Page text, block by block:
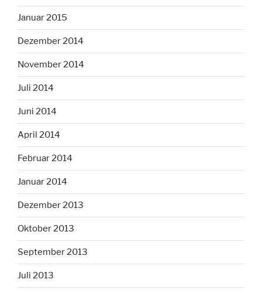
Januar 2015
Dezember 2014
November 2014
Juli 2014
Juni 2014
April 2014
Februar 2014
Januar 2014
Dezember 2013
Oktober 2013
September 2013
Juli 2013